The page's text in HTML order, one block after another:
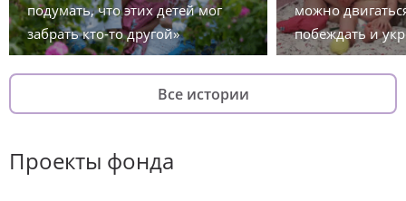
подумать, что этих детей мог
забрать кто-то другой»
можно
побеждать и
Все истории
Проекты фонда